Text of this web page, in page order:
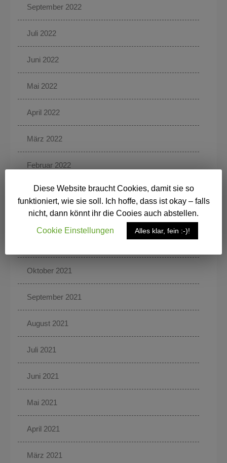
September 2022
Juli 2022
Juni 2022
Mai 2022
April 2022
März 2022
Februar 2022
Januar 2022
Dezember 2021
Oktober 2021
September 2021
August 2021
Juli 2021
Juni 2021
Mai 2021
April 2021
März 2021
Diese Website braucht Cookies, damit sie so
funktioniert, wie sie soll. Ich hoffe, dass ist okay – falls
nicht, dann könnt ihr die Cooies auch abstellen.
Cookie Einstellungen
Alles klar, fein :-)!